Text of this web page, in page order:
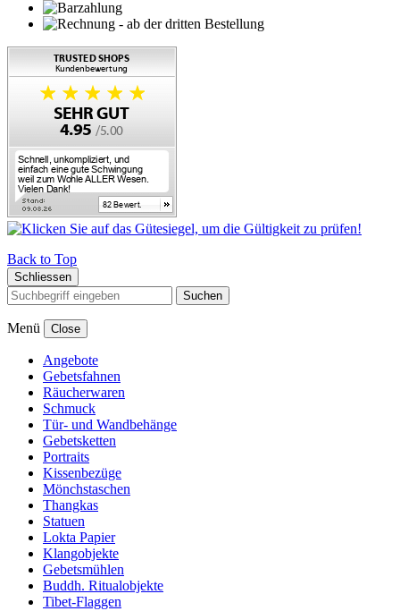
Back to Top
Schliessen
Suchen
Menü Close
Angebote
Gebetsfahnen
Räucherwaren
Schmuck
Tür- und Wandbehänge
Gebetsketten
Portraits
Kissenbezüge
Mönchstaschen
Thangkas
Statuen
Lokta Papier
Klangobjekte
Gebetsmühlen
Buddh. Ritualobjekte
Tibet-Flaggen